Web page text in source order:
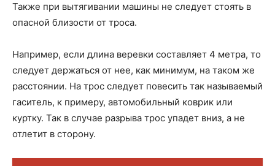
Также при вытягивании машины не следует стоять в
опасной близости от троса.
Например, если длина веревки составляет 4 метра, то
следует держаться от нее, как минимум, на таком же
расстоянии. На трос следует повесить так называемый
гаситель, к примеру, автомобильный коврик или
куртку. Так в случае разрыва трос упадет вниз, а не
отлетит в сторону.